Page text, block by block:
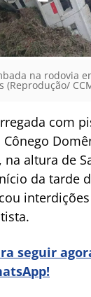
na rodovia
(Reprodução/
com
Cônego
na altura de
da tarde
seguir